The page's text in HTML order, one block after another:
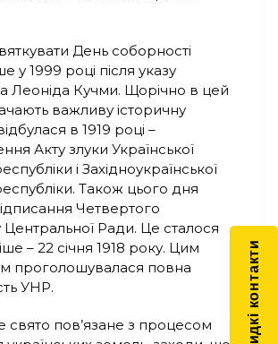
День соборності
у 1999 році після указу
Леоніда Кучми. Щорічно в цей
важливу історичну
в 1919 році –
Акту злуки Української
і Західноукраїнської
Також цього дня
Четвертого
Центральної Ради. Це сталося
– 22 січня 1918 року. Цим
проголошувалася повна
УНР.
свято пов’язане з процесом
Швидкі контакти